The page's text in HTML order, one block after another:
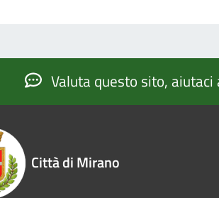
Valuta questo sito,
Città di Mirano